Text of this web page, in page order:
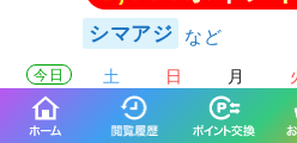
シマアジ
今日
8/7
土 日 月
10